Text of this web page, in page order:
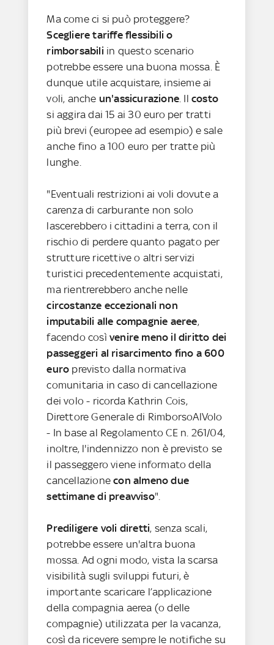
Ma come ci si può proteggere?
Scegliere tariffe flessibili o
rimborsabili in questo scenario
potrebbe essere una buona mossa. È
dunque utile acquistare, insieme ai
voli, anche un'assicurazione . Ilcosto
si aggira dai 15 ai 30 euro per tratti
più brevi (europee ad esempio) e sale
anche fino a 100 euro per tratte più
lunghe.
"Eventuali restrizioni ai voli dovute a
carenza di carburante non solo
lascerebbero i cittadini a terra, con il
rischio di perdere quanto pagato per
strutture ricettive o altri servizi
turistici precedentemente acquistati,
ma rientrerebbero anche nelle
circostanze eccezionali non
imputabili alle compagnie aeree,
facendo cosìvenire meno il diritto dei
passeggeri al risarcimento fino a 600
euro previsto dalla normativa
comunitaria in caso di cancellazione
dei volo - ricorda Kathrin Cois,
Direttore Generale di RimborsoAlVolo
- In base al Regolamento CE n. 261/04,
inoltre, l'indennizzo non è previsto se
il passeggero viene informato della
cancellazionecon almeno due
settimane di preavviso".
Prediligere voli diretti, senza scali,
potrebbe essere un'altra buona
mossa. Ad ogni modo, vista la scarsa
visibilità sugli sviluppi futuri, è
importante scaricare l’applicazione
della compagnia aerea (o delle
compagnie) utilizzata per la vacanza,
così da ricevere sempre le notifiche su